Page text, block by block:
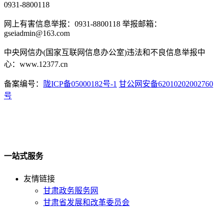
0931-8800118
网上有害信息举报：0931-8800118 举报邮箱：
gseiadmin@163.com
中央网信办(国家互联网信息办公室)违法和不良信息举报中
心：www.12377.cn
备案编号： 陇ICP备05000182号-1 甘公网安备62010202002760
号
一站式服务
友情链接
甘肃政务服务网
甘肃省发展和改革委员会